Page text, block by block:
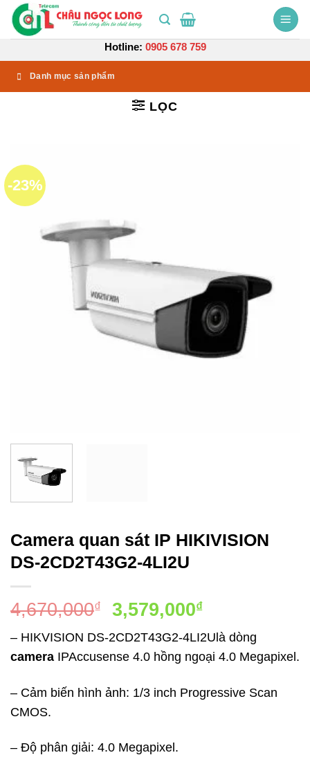
Bỏ
qua
Hotline: 0905 678 759
Danh mục sản phẩm
LỌC
-23%
Camera quan sát IP HIKIVISION
DS-2CD2T43G2-4LI2U
4,670,000₫
Giá
là:
4,670,000₫.
3,579,000₫Giá
hiện
tại
là:
3,579,000₫.
– HIKVISION DS-2CD2T43G2-4LI2Ulà dòng
camera IPAccusense 4.0 hồng ngoại 4.0 Megapixel.
– Cảm biến hình ảnh: 1/3 inch Progressive Scan
CMOS.
– Độ phân giải: 4.0 Megapixel.